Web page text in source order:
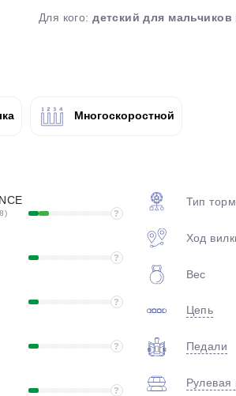
Для кого:детский для
Многоскоростной
?
?
?
?
?
Тип
Ход
Вес
Цепь
Педали
Рулевая
раз в 2
Остались вопросы?